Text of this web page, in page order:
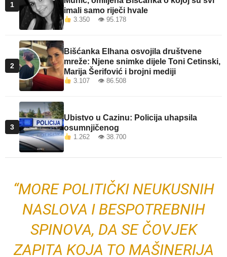
1
imali samo riječi hvale
3.350 👁 95.178
2
Bišćanka Elhana osvojila društvene
mreže: Njene snimke dijele Toni Cetinski,
Marija Šerifović i brojni mediji
3.107 👁 86.508
3
Ubistvo u Cazinu: Policija uhapsila
osumnjičenog
1.262 👁 38.700
“MORE POLITIČKI NEUKUSNIH
NASLOVA I BESPOTREBNIH
SPINOVA, DA SE ČOVJEK
ZAPITA KOJA TO MAŠINERIJA